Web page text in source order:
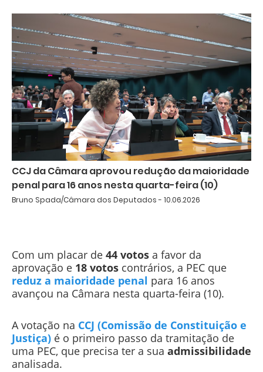
CCJ da Câmara aprovou redução da maioridade
penal para 16 anos nesta quarta-feira (10)
Bruno Spada/Câmara dos Deputados - 10.06.2026
Com um placar de 44 votos a favor da
aprovação e 18 votos contrários, a PEC que
reduz a maioridade penal para 16 anos
avançou na Câmara nesta quarta-feira (10).
A votação na CCJ (Comissão de Constituição e
Justiça) é o primeiro passo da tramitação de
uma PEC, que precisa ter a sua admissibilidade
analisada.